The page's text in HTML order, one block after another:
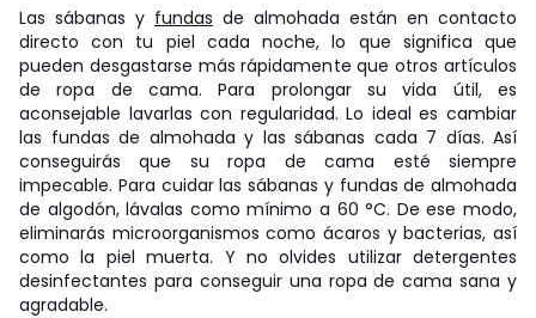
Las sábanas y fundas de almohada están en contacto
directo con tu piel cada noche, lo que significa que
pueden desgastarse más rápidamente que otros artículos
de ropa de cama. Para prolongar su vida útil, es
aconsejable lavarlas con regularidad. Lo ideal es cambiar
las fundas de almohada y las sábanas cada 7 días. Así
conseguirás que su ropa de cama esté siempre
impecable. Para cuidar las sábanas y fundas de almohada
de algodón, lávalas como mínimo a 60 °C. De ese modo,
eliminarás microorganismos como ácaros y bacterias, así
como la piel muerta. Y no olvides utilizar detergentes
desinfectantes para conseguir una ropa de cama sana y
agradable.